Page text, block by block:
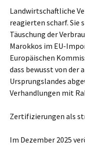
Landwirtschaftliche
reagierten scharf. Sie
Täuschung der
Marokkos im EU-
Europäischen
dass bewusst von der
Ursprungslandes
Verhandlungen mit
Zertifizierungen als
Im Dezember 2025